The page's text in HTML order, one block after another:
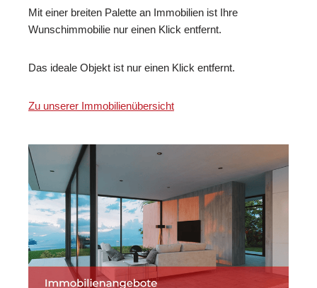
Mit einer breiten Palette an Immobilien ist Ihre
Wunschimmobilie nur einen Klick entfernt.
Das ideale Objekt ist nur einen Klick entfernt.
Zu unserer Immobilienübersicht